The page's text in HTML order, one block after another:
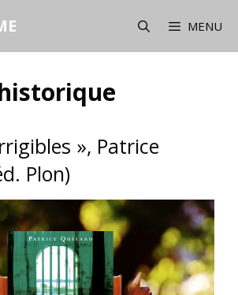
MENU
», Patrice
Plon)